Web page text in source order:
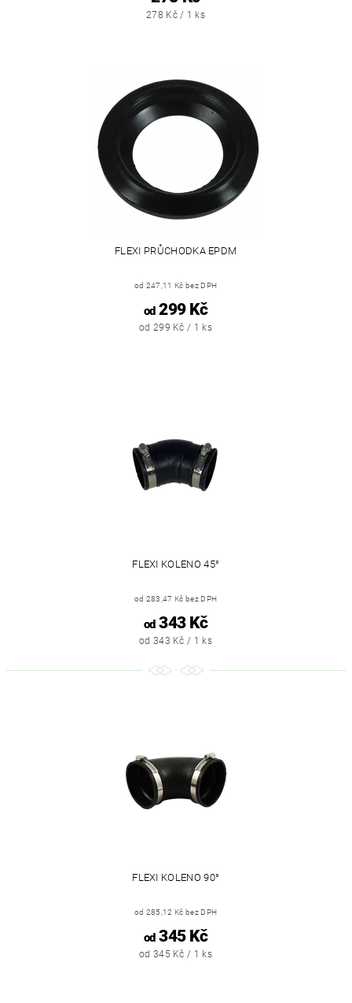
278 Kč / 1 ks
FLEXI PRŮCHODKA EPDM
od 247,11 Kč bez DPH
od299 Kč
od 299 Kč / 1 ks
FLEXI KOLENO 45°
od 283,47 Kč bez DPH
od343 Kč
od 343 Kč / 1 ks
FLEXI KOLENO 90°
od 285,12 Kč bez DPH
od345 Kč
od 345 Kč / 1 ks